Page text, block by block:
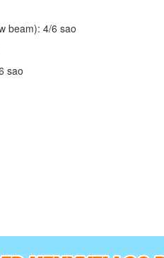
beam): 4/6 sao
sao